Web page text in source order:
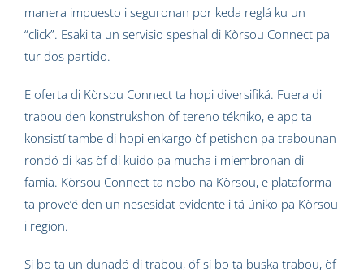
manera impuesto i seguronan por keda reglá ku un
“click”. Esaki ta un servisio speshal di Kòrsou Connect pa
tur dos partido.
E oferta di Kòrsou Connect ta hopi diversifiká. Fuera di
trabou den konstrukshon òf tereno tékniko, e app ta
konsistí tambe di hopi enkargo òf petishon pa trabounan
rondó di kas òf di kuido pa mucha i miembronan di
famia. Kòrsou Connect ta nobo na Kòrsou, e plataforma
ta prove’é den un nesesidat evidente i tá úniko pa Kòrsou
i region.
Si bo ta un dunadó di trabou, óf si bo ta buska trabou, òf